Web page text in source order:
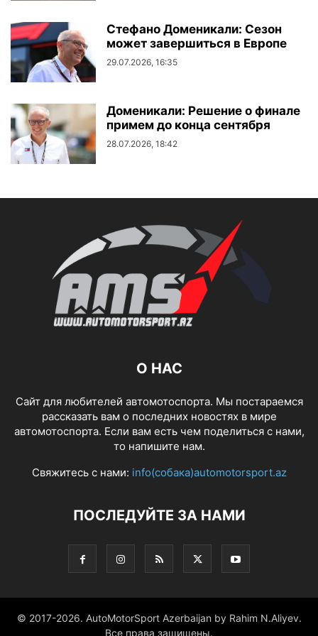
Стефано Доменикали: Сезон
может завершиться в Европе
29.07.2026, 16:35
Доменикали: Решение о финале
примем до конца сентября
28.07.2026, 18:42
О НАС
Сайт для любителей автомотоспорта. Мы постараемся
рассказать вам о последних новостях в мире
автомотоспорта. Если вам есть чем поделиться с нами,
то напишите нам.
Свяжитесь с нами: info(собака)automotorsport.az
ПОСЛЕДУЙТЕ ЗА НАМИ
© 2017-2026. AutoMotorSport Azerbaijan by Rahim N.Aliyev.
Все права защищены.